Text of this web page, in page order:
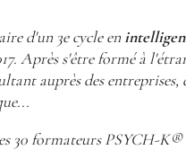
d'un 3e cycle en
Après s'être formé à
auprès des
30 formateurs PSYCH-